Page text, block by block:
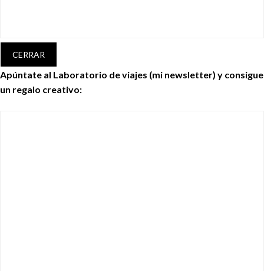
CERRAR
Apúntate al Laboratorio de viajes (mi newsletter) y consigue
un regalo creativo: